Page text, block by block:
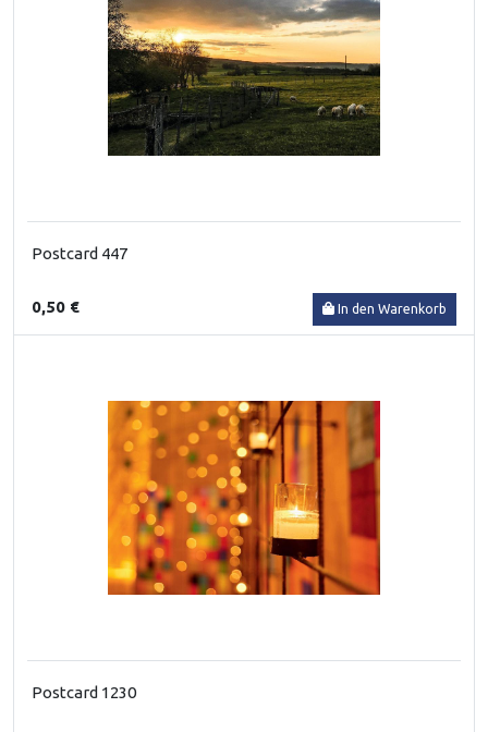
Postcard 447
0,50 € In den Warenkorb
Postcard 1230